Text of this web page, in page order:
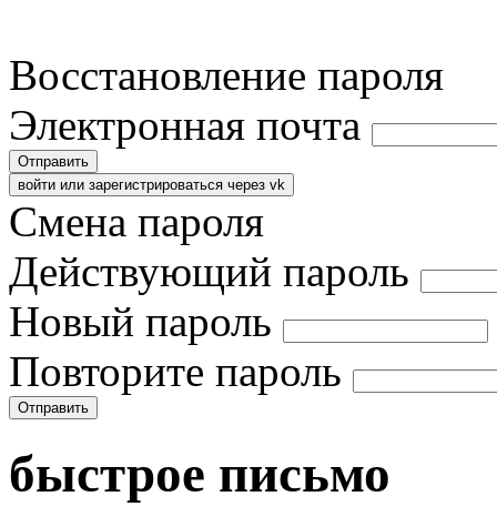
Восстановление пароля
Электронная почта
Отправить
войти или зарегистрироваться через vk
Смена пароля
Действующий пароль
Новый пароль
Повторите пароль
Отправить
быстрое письмо